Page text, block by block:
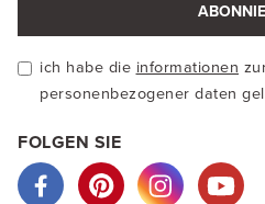
ich habe die informationen
personenbezogener daten
FOLGEN SIE